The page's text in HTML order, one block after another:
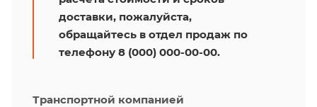
доставки, пожалуйста,
обращайтесь в отдел продаж по
телефону 8 (000) 000-00-00.
Транспортной компанией